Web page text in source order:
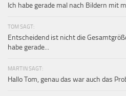
Ich habe gerade mal nach Bildern mit
TOM SAGT:
Entscheidend ist nicht die
habe gerade...
MARTIN SAGT:
Hallo Tom, genau das war auch das